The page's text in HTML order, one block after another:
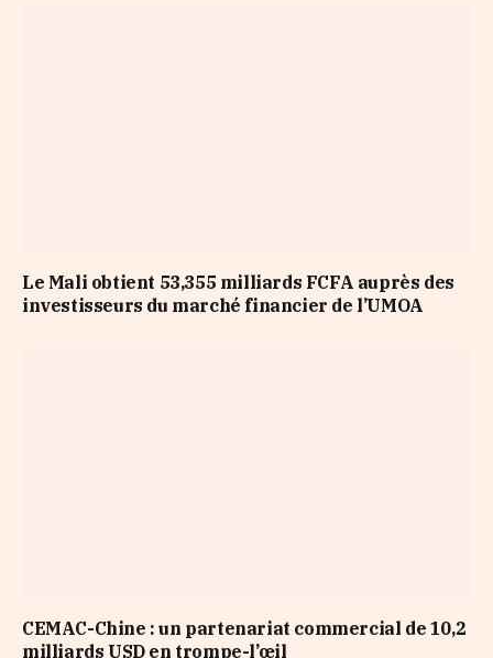
Le Mali obtient 53,355 milliards FCFA auprès des
investisseurs du marché financier de l’UMOA
CEMAC-Chine : un partenariat commercial de 10,2
milliards USD en trompe-l’œil